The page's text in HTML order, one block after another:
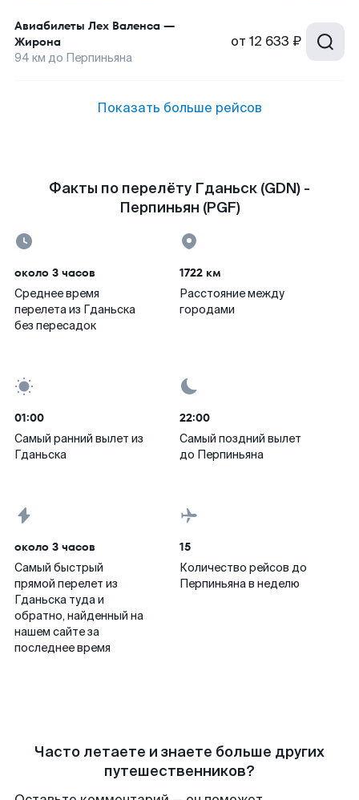
Авиабилеты Лех Валенса —
Жирона
94 км до Перпиньяна
от 12 633 ₽
Показать больше рейсов
Факты по перелёту Гданьск (GDN) -
Перпиньян (PGF)
около 3 часов
Среднее время
перелета из Гданьска
без пересадок
1722 км
Расстояние между
городами
01:00
Самый ранний вылет из
Гданьска
22:00
Самый поздний вылет
до Перпиньяна
около 3 часов
Самый быстрый
прямой перелет из
Гданьска туда и
обратно, найденный на
нашем сайте за
последнее время
15
Количество рейсов до
Перпиньяна в неделю
Часто летаете и знаете больше других
путешественников?